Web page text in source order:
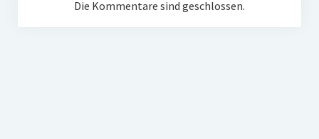
Die Kommentare sind geschlossen.